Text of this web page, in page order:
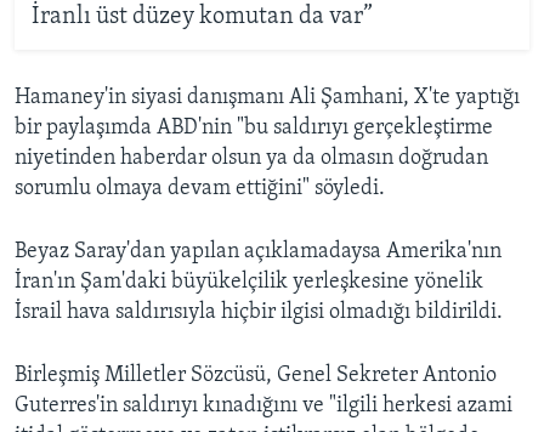
İranlı üst düzey komutan da var”
Hamaney'in siyasi danışmanı Ali Şamhani, X'te yaptığı
bir paylaşımda ABD'nin "bu saldırıyı gerçekleştirme
niyetinden haberdar olsun ya da olmasın doğrudan
sorumlu olmaya devam ettiğini" söyledi.
Beyaz Saray'dan yapılan açıklamadaysa Amerika'nın
İran'ın Şam'daki büyükelçilik yerleşkesine yönelik
İsrail hava saldırısıyla hiçbir ilgisi olmadığı bildirildi.
Birleşmiş Milletler Sözcüsü, Genel Sekreter Antonio
Guterres'in saldırıyı kınadığını ve "ilgili herkesi azami